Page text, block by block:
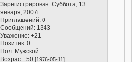
Зарегистрирован: Суббота, 13
января, 2007г.
Приглашений: 0
Сообщений: 1343
Уважение: +21
Позитив: 0
Пол: Мужской
Возраст: 50[1976-05-11]